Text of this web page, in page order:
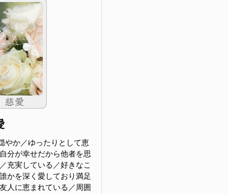
やか／ゆったりとして恵
分が幸せだから他者を思
充実している／好きなこ
かを深く愛しており満足
人に恵まれている／周囲